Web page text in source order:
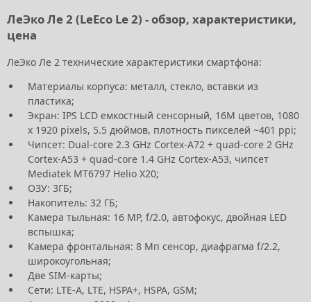
ЛеЭко Ле 2 (LeEco Le 2) - обзор, характеристики,
цена
ЛеЭко Ле 2 технические характеристики смартфона:
Материалы корпуса: металл, стекло, вставки из
пластика;
Экран: IPS LCD емкостный сенсорный, 16M цветов, 1080
x 1920 pixels, 5.5 дюймов, плотность пикселей ~401 ppi;
Чипсет: Dual-core 2.3 GHz Cortex-A72 + quad-core 2 GHz
Cortex-A53 + quad-core 1.4 GHz Cortex-A53, чипсет
Mediatek MT6797 Helio X20;
ОЗУ: 3ГБ;
Накопитель: 32 ГБ;
Камера тыльная: 16 MP, f/2.0, автофокус, двойная LED
вспышка;
Камера фронтальная: 8 Мп сенсор, диафрагма f/2.2,
широкоугольная;
Две SIM-карты;
Сети: LTE-A, LTE, HSPA+, HSPA, GSM;